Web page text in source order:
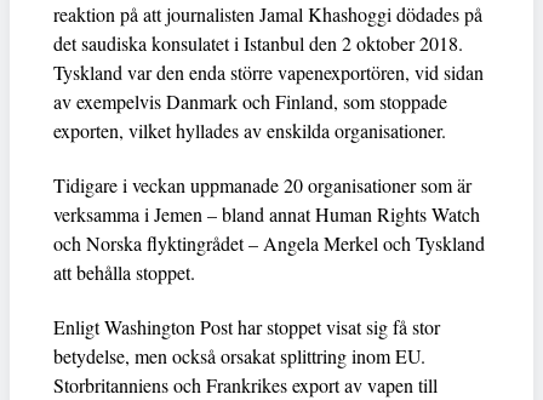
reaktion på att journalisten Jamal Khashoggi dödades på
det saudiska konsulatet i Istanbul den 2 oktober 2018.
Tyskland var den enda större vapenexportören, vid sidan
av exempelvis Danmark och Finland, som stoppade
exporten, vilket hyllades av enskilda organisationer.
Tidigare i veckan uppmanade 20 organisationer som är
verksamma i Jemen – bland annat Human Rights Watch
och Norska flyktingrådet – Angela Merkel och Tyskland
att behålla stoppet.
Enligt Washington Post har stoppet visat sig få stor
betydelse, men också orsakat splittring inom EU.
Storbritanniens och Frankrikes export av vapen till